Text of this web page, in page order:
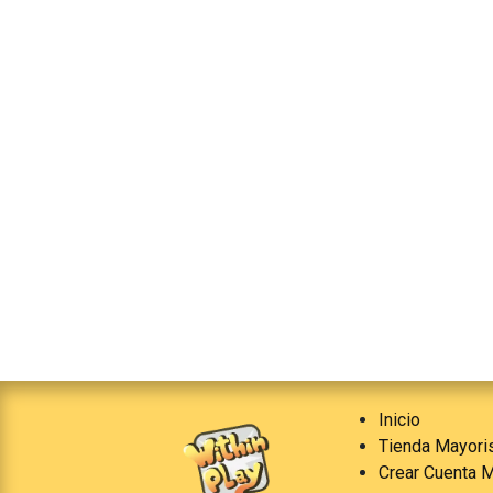
Inicio
Tienda
Crear Cuenta